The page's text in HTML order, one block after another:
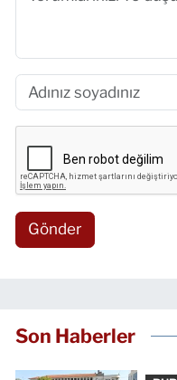
Gönder
Son Haberler